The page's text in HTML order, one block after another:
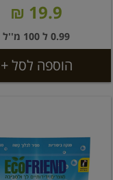
19.9 ₪
0.99 ל 100 מ''ל
הוספה לסל +